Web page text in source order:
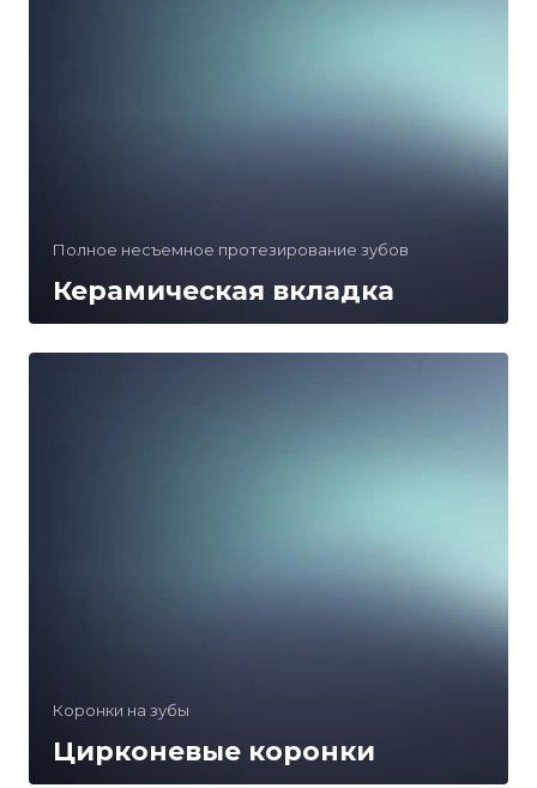
Полное несъемное протезирование зубов
Керамическая вкладка
Коронки на зубы
Цирконевые коронки